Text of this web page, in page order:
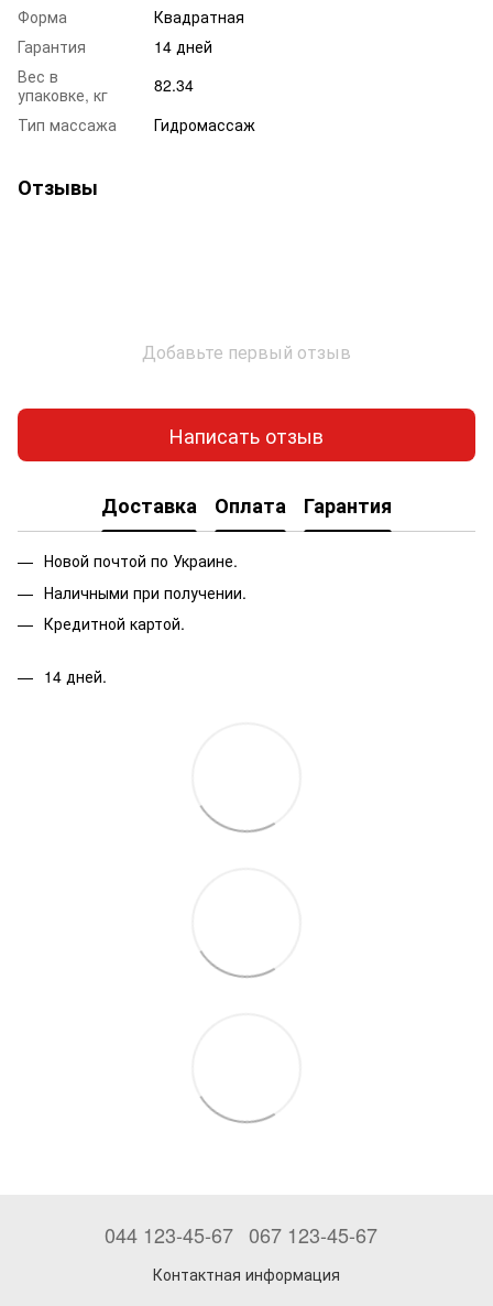
Форма
Квадратная
Гарантия
14 дней
Вес в
упаковке, кг
82.34
Тип массажа
Гидромассаж
Отзывы
Добавьте первый отзыв
Написать отзыв
Доставка Оплата Гарантия
Новой почтой по Украине.
Наличными при получении.
Кредитной картой.
14 дней.
044 123-45-67 067 123-45-67
Контактная информация